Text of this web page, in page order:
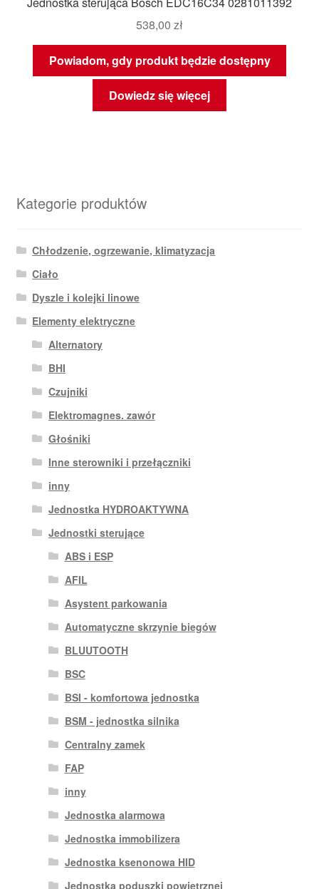
538,00 zł
Powiadom, gdy produkt będzie dostępny
Dowiedz się więcej
Kategorie produktów
Chłodzenie, ogrzewanie, klimatyzacja
Ciało
Dyszle i kolejki linowe
Elementy elektryczne
Alternatory
BHI
Czujniki
Elektromagnes. zawór
Głośniki
Inne sterowniki i przełączniki
inny
Jednostka HYDROAKTYWNA
Jednostki sterujące
ABS i ESP
AFIL
Asystent parkowania
Automatyczne skrzynie biegów
BLUUTOOTH
BSC
BSI - komfortowa jednostka
BSM - jednostka silnika
Centralny zamek
FAP
inny
Jednostka alarmowa
Jednostka immobilizera
Jednostka ksenonowa HID
Jednostka poduszki powietrznej